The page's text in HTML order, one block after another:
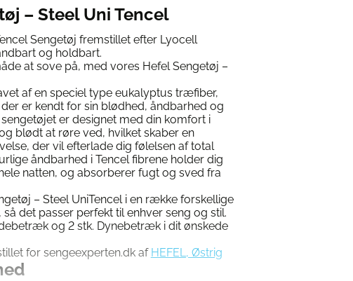
– Steel Uni Tencel
Sengetøj fremstillet efter Lyocell
og holdbart.
at sove på, med vores Hefel Sengetøj –
af en speciel type eukalyptus træfiber,
er kendt for sin blødhed, åndbarhed og
er designet med din komfort i
blødt at røre ved, hvilket skaber en
der vil efterlade dig følelsen af total
åndbarhed i Tencel fibrene holder dig
natten, og absorberer fugt og sved fra
– Steel UniTencel i en række forskellige
det passer perfekt til enhver seng og stil.
og 2 stk. Dynebetræk i dit ønskede
for sengeexperten.dk af HEFEL, Østrig